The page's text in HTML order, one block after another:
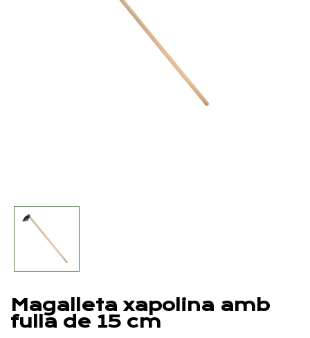
Magalleta xapolina amb
fulla de 15 cm